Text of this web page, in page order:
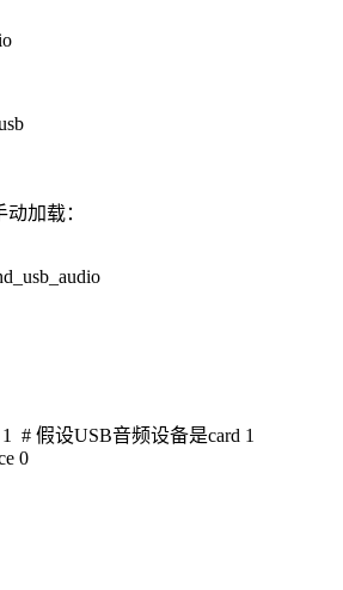
加载：
1 # 假设USB音频设备是card 1
0